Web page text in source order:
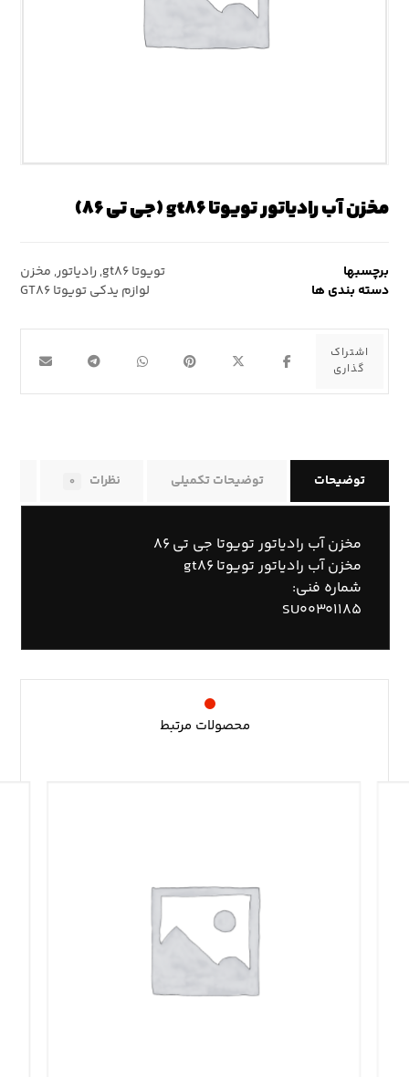
مخزن آب رادیاتور تویوتا gt۸۶ (جی تی ۸۶)
برچسبها تویوتا gt۸۶ ,رادیاتور, مخزن
دسته بندی ها
لوازم یدکی تویوتا GT۸۶
توضیحات توضیحات تکمیلی نظرات ۰
مخزن آب رادیاتور تویوتا جی تی ۸۶
مخزن آب رادیاتور تویوتا gt۸۶
شماره فنی:
SU۰۰۳۰۱۱۸۵
محصولات مرتبط